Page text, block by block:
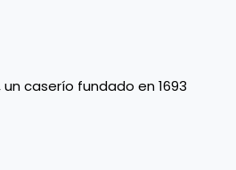
caserío fundado en 1693